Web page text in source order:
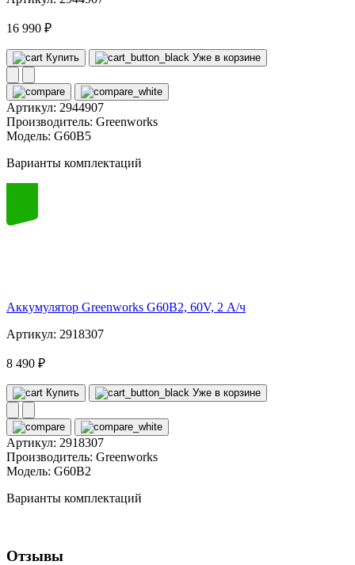
16 990 ₽
Купить Уже в корзине
Артикул: 2944907
Производитель: Greenworks
Модель: G60B5
Варианты комплектаций
Аккумулятор Greenworks G60B2, 60V, 2 А/ч
Артикул: 2918307
8 490 ₽
Купить Уже в корзине
Артикул: 2918307
Производитель: Greenworks
Модель: G60B2
Варианты комплектаций
Отзывы